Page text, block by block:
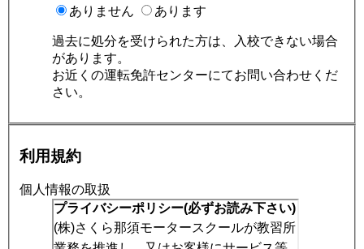
ありません あります
過去に処分を受けられた方は、入校できない場合
があります。
お近くの運転免許センターにてお問い合わせくだ
さい。
利用規約
個人情報の取扱